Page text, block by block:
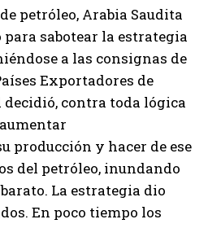
petróleo, Arabia Saudita
sabotear la estrategia
a las consignas de
Exportadores de
decidió, contra toda lógica
producción y hacer de ese
del petróleo, inundando
La estrategia dio
En poco tiempo los